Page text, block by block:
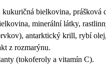
bielkovina, prášková
minerální látky,
antarktický krill, rybí
z rozmarýnu.
(tokoferoly a vitamín C).